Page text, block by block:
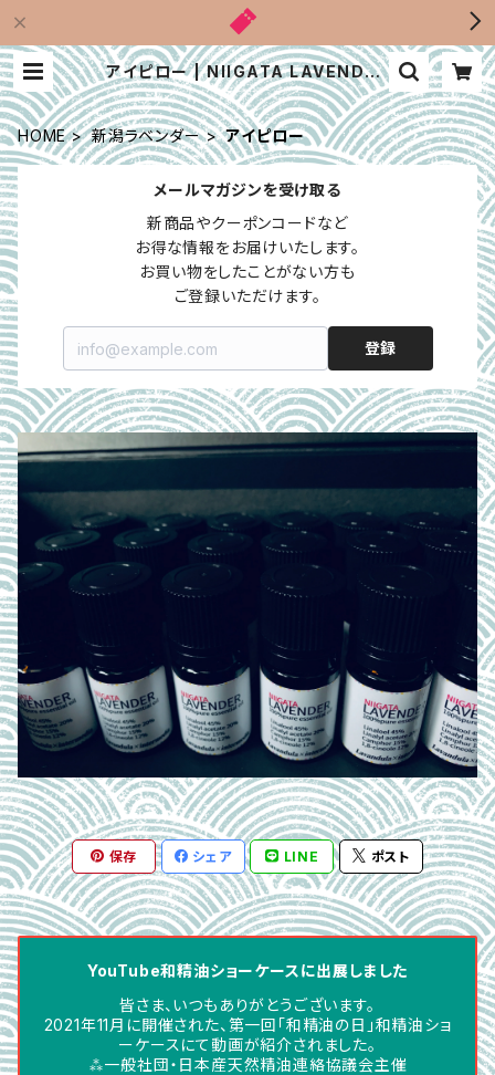
アイピロー | NIIGATA LAVENDER
STORY ｜WEB SHOP
HOME 新潟ラベンダー アイピロー
メールマガジンを受け取る
新商品やクーポンコードなど
お得な情報をお届けいたします。
お買い物をしたことがない方も
ご登録いただけます。
登録
保存 シェア LINE ポスト
YouTube和精油ショーケースに出展しました
皆さま、いつもありがとうございます。
2021年11月に開催された、第一回「和精油の日」和精油ショ
ーケースにて動画が紹介されました。
⁂一般社団・日本産天然精油連絡協議会主催